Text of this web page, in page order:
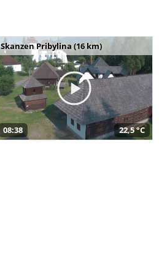
Skanzen Pribylina (16 km)
08:38 22,5 °C